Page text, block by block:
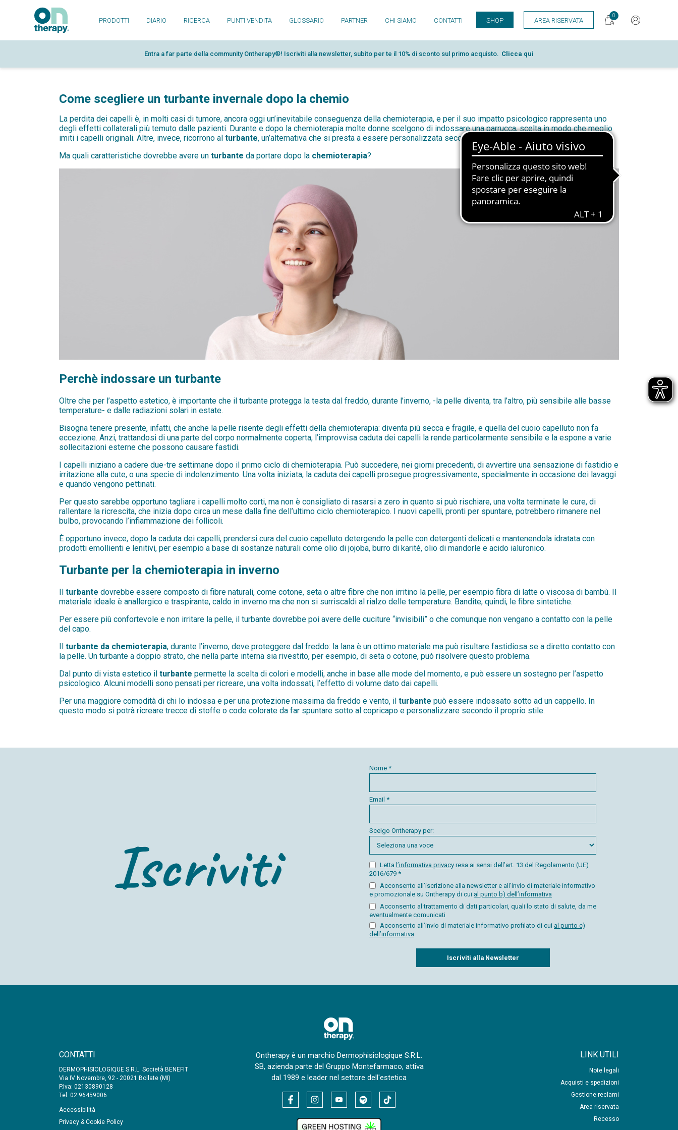
PRODOTTI DIARIO RICERCA PUNTI VENDITA GLOSSARIO PARTNER CHI SIAMO CONTATTI SHOP AREA RISERVATA
0
Entra a far parte della community Ontherapy®! Iscriviti alla newsletter, subito per te il 10% di sconto sul primo acquisto. Clicca qui
Come scegliere un turbante invernale dopo la chemio
La perdita dei capelli è, in molti casi di tumore, ancora oggi un’inevitabile conseguenza della chemioterapia, e per il suo impatto psicologico rappresenta uno
degli effetti collaterali più temuto dalle pazienti. Durante e dopo la chemioterapia molte donne scelgono di indossare una parrucca, scelta in modo che meglio
imiti i capelli originali. Altre, invece, ricorrono al turbante, un’alternativa che si presta a essere personalizzata secondo il gusto di ognuna.
Ma quali caratteristiche dovrebbe avere un turbante da portare dopo la chemioterapia?
Perchè indossare un turbante
Oltre che per l’aspetto estetico, è importante che il turbante protegga la testa dal freddo, durante l’inverno, -la pelle diventa, tra l’altro, più sensibile alle basse
temperature- e dalle radiazioni solari in estate.
Bisogna tenere presente, infatti, che anche la pelle risente degli effetti della chemioterapia: diventa più secca e fragile, e quella del cuoio capelluto non fa
eccezione. Anzi, trattandosi di una parte del corpo normalmente coperta, l’improvvisa caduta dei capelli la rende particolarmente sensibile e la espone a varie
sollecitazioni esterne che possono causare fastidi.
I capelli iniziano a cadere due-tre settimane dopo il primo ciclo di chemioterapia. Può succedere, nei giorni precedenti, di avvertire una sensazione di fastidio e
irritazione alla cute, o una specie di indolenzimento. Una volta iniziata, la caduta dei capelli prosegue progressivamente, specialmente in occasione dei lavaggi
e quando vengono pettinati.
Per questo sarebbe opportuno tagliare i capelli molto corti, ma non è consigliato di rasarsi a zero in quanto si può rischiare, una volta terminate le cure, di
rallentare la ricrescita, che inizia dopo circa un mese dalla fine dell’ultimo ciclo chemioterapico. I nuovi capelli, pronti per spuntare, potrebbero rimanere nel
bulbo, provocando l’infiammazione dei follicoli.
È opportuno invece, dopo la caduta dei capelli, prendersi cura del cuoio capelluto detergendo la pelle con detergenti delicati e mantenendola idratata con
prodotti emollienti e lenitivi, per esempio a base di sostanze naturali come olio di jojoba, burro di karité, olio di mandorle e acido ialuronico.
Turbante per la chemioterapia in inverno
Il turbante dovrebbe essere composto di fibre naturali, come cotone, seta o altre fibre che non irritino la pelle, per esempio fibra di latte o viscosa di bambù. Il
materiale ideale è anallergico e traspirante, caldo in inverno ma che non si surriscaldi al rialzo delle temperature. Bandite, quindi, le fibre sintetiche.
Per essere più confortevole e non irritare la pelle, il turbante dovrebbe poi avere delle cuciture “invisibili” o che comunque non vengano a contatto con la pelle
del capo.
Il turbante da chemioterapia, durante l’inverno, deve proteggere dal freddo: la lana è un ottimo materiale ma può risultare fastidiosa se a diretto contatto con
la pelle. Un turbante a doppio strato, che nella parte interna sia rivestito, per esempio, di seta o cotone, può risolvere questo problema.
Dal punto di vista estetico il turbante permette la scelta di colori e modelli, anche in base alle mode del momento, e può essere un sostegno per l’aspetto
psicologico. Alcuni modelli sono pensati per ricreare, una volta indossati, l’effetto di volume dato dai capelli.
Per una maggiore comodità di chi lo indossa e per una protezione massima da freddo e vento, il turbante può essere indossato sotto ad un cappello. In
questo modo si potrà ricreare trecce di stoffe o code colorate da far spuntare sotto al copricapo e personalizzare secondo il proprio stile.
Iscriviti
Nome *
Email *
Scelgo Ontherapy per:
Letta l’informativa privacy resa ai sensi dell’art. 13 del Regolamento (UE)
2016/679 *
Acconsento all’iscrizione alla newsletter e all’invio di materiale informativo
e promozionale su Ontherapy di cui al punto b) dell’informativa
Acconsento al trattamento di dati particolari, quali lo stato di salute, da me
eventualmente comunicati
Acconsento all’invio di materiale informativo profilato di cui al punto c)
dell’informativa
CONTATTI
DERMOPHISIOLOGIQUE S.R.L. Società BENEFIT
Via IV Novembre, 92 - 20021 Bollate (MI)
P.Iva: 02130890128
Tel. 02.96459006
Accessibilità
Privacy & Cookie Policy
Ontherapy è un marchio Dermophisiologique S.R.L.
SB, azienda parte del Gruppo Montefarmaco, attiva
dal 1989 e leader nel settore dell'estetica
LINK UTILI
Note legali
Acquisti e spedizioni
Gestione reclami
Area riservata
Recesso